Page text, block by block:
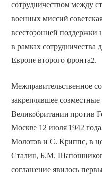
сотрудничеством между
военных миссий
всесторонней поддержки
в рамках сотрудничества
Европе второго фронта2.
Межправительственное
закреплявшее
Великобритании против
Москве 12 июля 1942
Молотов и С. Криппс, в
Сталин, Б.М.
соглашение явилось